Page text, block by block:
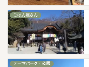
ごはん屋さん
テーマパーク・公園